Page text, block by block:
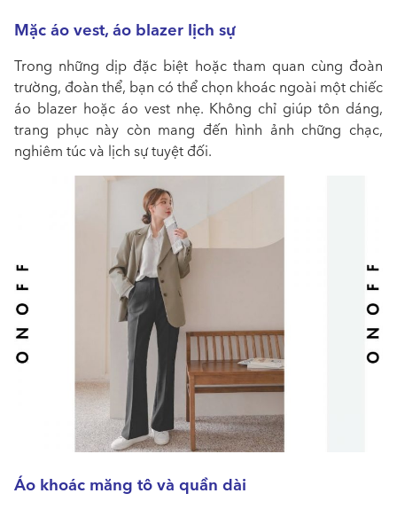
Mặc áo vest, áo blazer lịch sự
Trong những dịp đặc biệt hoặc tham quan cùng đoàn
trường, đoàn thể, bạn có thể chọn khoác ngoài một chiếc
áo blazer hoặc áo vest nhẹ. Không chỉ giúp tôn dáng,
trang phục này còn mang đến hình ảnh chững chạc,
nghiêm túc và lịch sự tuyệt đối.
Áo khoác măng tô và quần dài